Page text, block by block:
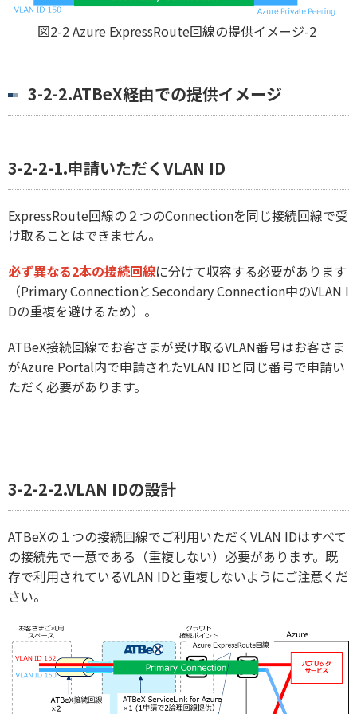
図2-2 Azure ExpressRoute回線の提供イメージ-2
3-2-2.ATBeX経由での提供イメージ
3-2-2-1.申請いただくVLAN ID
ExpressRoute回線の２つのConnectionを同じ接続回線で受
け取ることはできません。
必ず異なる2本の接続回線に分けて収容する必要があります
（Primary ConnectionとSecondary Connection中のVLAN I
Dの重複を避けるため）。
ATBeX接続回線でお客さまが受け取るVLAN番号はお客さま
がAzure Portal内で申請されたVLAN IDと同じ番号で申請い
ただく必要があります。
3-2-2-2.VLAN IDの設計
ATBeXの１つの接続回線でご利用いただくVLAN IDはすべて
の接続先で一意である（重複しない）必要があります。既
存で利用されているVLAN IDと重複しないようにご注意くだ
さい。